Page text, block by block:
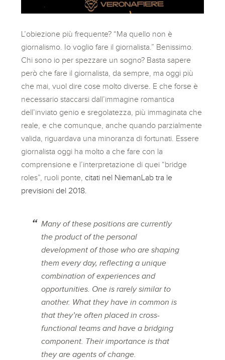
L’obiezione più frequente? “Ma quello non è
giornalismo. Io voglio fare il giornalista.” Benissimo.
Chi sono io per spezzare un sogno? Basta sapere
però che fare il giornalista, da sempre, ma oggi più
che mai, vuol dire cose molto diverse. E che forse è
necessario staccarsi dall’immagine romantica
dell’inviato genio e sregolatezza, più immaginata che
reale, e che comunque, anche quando parzialmente
valida, riguardava una minoranza di fortunati. Essere
giornalista oggi ha molto a che fare con la
comprensione e l’interpretazione di quei “bridge
roles”, ruoli ponte, citati nel NiemanLab tra le
previsioni del 2018.
Many of these positions are currently
the product of the personal
development of those who are shaping
them every day, reflecting a unique
combination of experiences and
opportunities. One is rarely similar to
another. What they have in common is
that they’re often placed in cross-
functional teams and have a bridging
component. Their importance is that
they are agents of change.